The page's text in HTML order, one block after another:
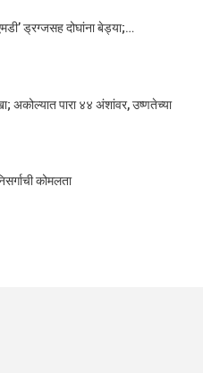
ड्रग्जसह दोघांना बेड्या;…
अकोल्यात पारा ४४ अंशांवर, उष्णतेच्या
कोमलता